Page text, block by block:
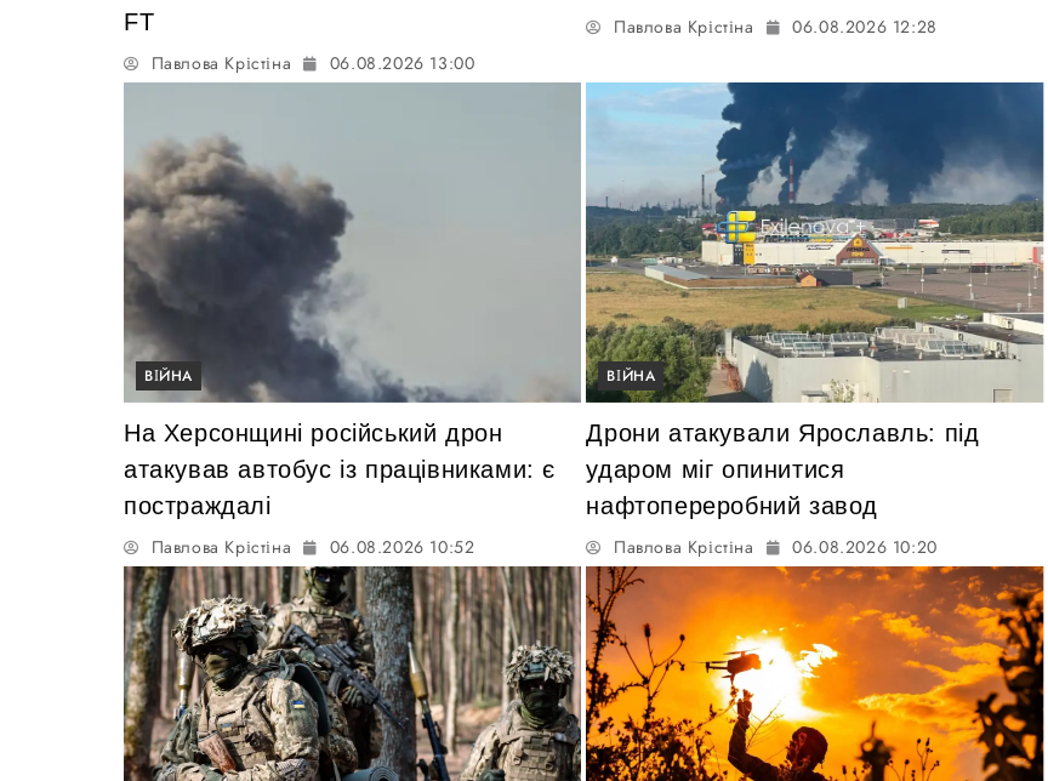
FT
Павлова Крістіна 06.08.2026 13:00
Павлова Крістіна 06.08.2026 12:28
ВІЙНА
На Херсонщині російський дрон
атакував автобус із працівниками: є
постраждалі
Павлова Крістіна 06.08.2026 10:52
ВІЙНА
Дрони атакували Ярославль: під
ударом міг опинитися
нафтопереробний завод
Павлова Крістіна 06.08.2026 10:20